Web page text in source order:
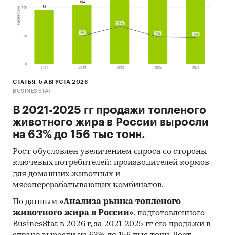
компаний, актуальную контактную
информацию, основных учредителей и т.д.
Цены на продукцию
производителей на следующие виды
Антрацит
Уголь коксующийся
Уголь, за исключением антрацита, угля
коксующегося и угля бурого
Уголь и антрацит обогащенные
Доступна статистическая информация
декабря 2024 года
СТАТЬЯ, 5 АВГУСТА 2026
BUSINESSTAT
В 2021-2025 гг продажи топленого
животного жира в России выросли
на 63% до 156 тыс тонн.
Рост обусловлен увеличением спроса со стороны
ключевых потребителей: производителей кормов
для домашних животных и
мясоперерабатывающих комбинатов.
По данным «Анализа рынка топленого
животного жира в России», подготовленного
BusinesStat в 2026 г, за 2021-2025 гг его продажи в